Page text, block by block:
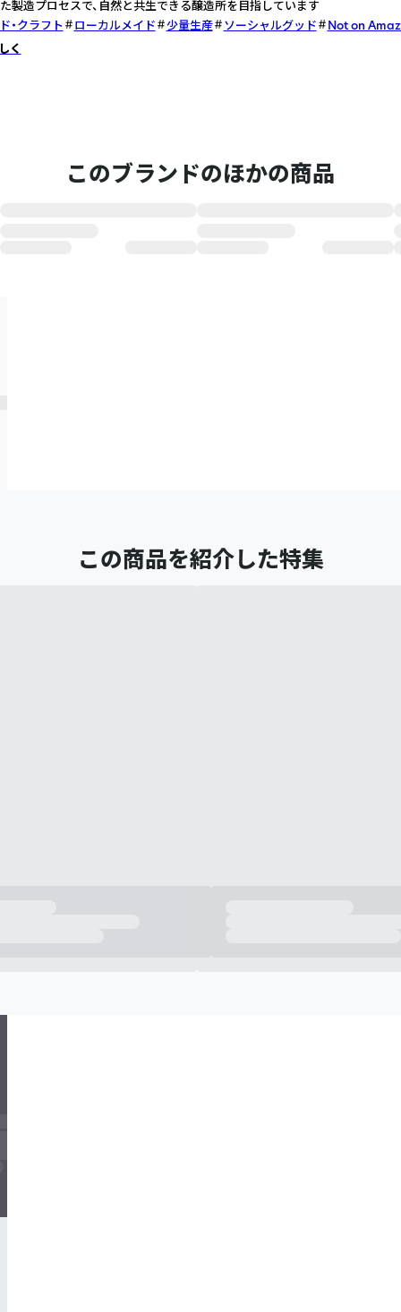
製造プロセスで、自然と共生できる醸造所を目指しています
・クラフト
ローカルメイド 少量生産 ソーシャルグッド
Not on
く
このブランドのほかの商品
この商品を紹介した特集